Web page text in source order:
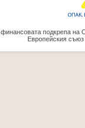
подкрепа на
Европейския